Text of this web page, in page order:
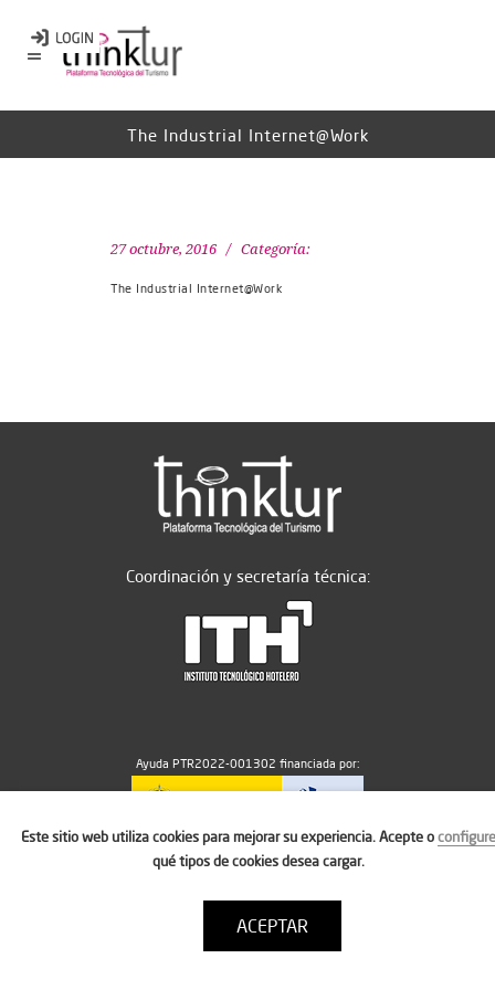
The Industrial Internet@Work
27 octubre, 2016 Categoría:
The Industrial Internet@Work
Coordinación y secretaría técnica:
Ayuda PTR2022-001302 financiada por:
MICIU/AEI/10.13039/501100011033
Política de cookies
Condiciones de uso
Este sitio web utiliza cookies para mejorar su experiencia. Acepte oconfigure
qué tipos de cookies desea cargar.
ACEPTAR